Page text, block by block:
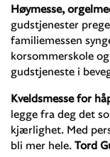
Høymesse,
gudstjenester
familiemessen
korsommerskole
gudstjeneste i
Kveldsmesse for
legge fra deg det
kjærlighet. Med
bli mer hele. Tord